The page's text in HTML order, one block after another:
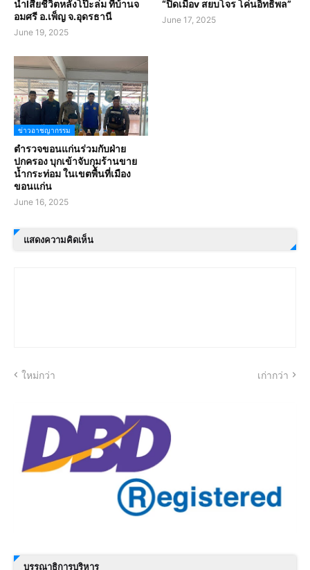
น้ำlสียชีวิตหลังโป๊ะล่ม ที่บ้านจ
อมศรี อ.เพ็ญ จ.อุดรธานี
June 19, 2025
“ปิดเมือv สยบโจร โค่นอิทธิพล”
June 17, 2025
ข่าวอาชญากรรม
ตำรวจขอนแก่นร่วมกับฝ่าย
ปกครอง บุกเข้าจับกุมร้านขาย
น้ำกระท่อม ในเขตพื้นที่เมือง
ขอนแก่น
June 16, 2025
แสดงความคิดเห็น
ใหม่กว่า เก่ากว่า
บรรณาธิการบริหาร